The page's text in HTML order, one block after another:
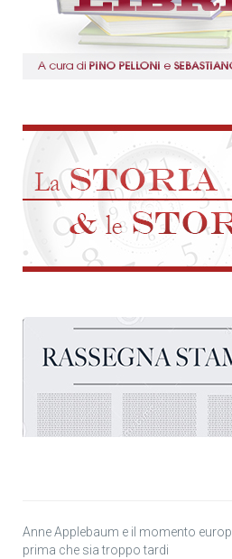
Anne Applebaum e il momento
prima che sia troppo tardi